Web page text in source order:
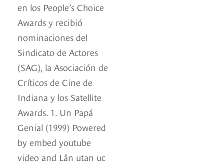
en los People’s Choice
Awards y recibió
nominaciones del
Sindicato de Actores
(SAG), la Asociación de
Críticos de Cine de
Indiana y los Satellite
Awards. 1. Un Papá
Genial (1999) Powered
by embed youtube
video and Lån utan uc